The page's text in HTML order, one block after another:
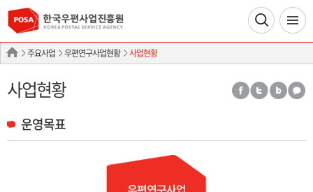
주요사업 우편연구사업현황 사업현황
사업현황
운영목표